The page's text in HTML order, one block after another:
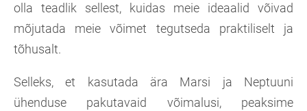
olla teadlik sellest, kuidas meie ideaalid võivad
mõjutada meie võimet tegutseda praktiliselt ja
tõhusalt.
Selleks, et kasutada ära Marsi ja Neptuuni
ühenduse pakutavaid võimalusi, peaksime